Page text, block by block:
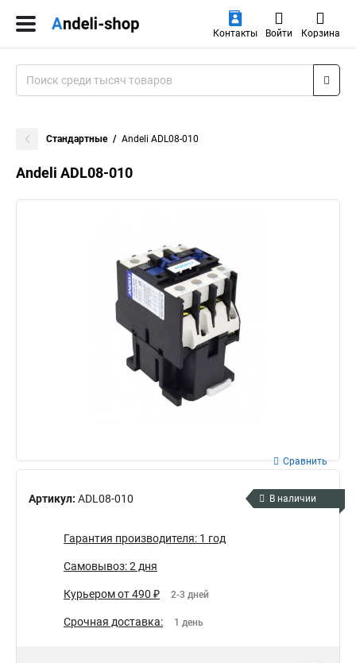
Контакты Войти Корзина
Стандартные Andeli ADL08-010
Andeli ADL08-010
Артикул: ADL08-010
Сравнить
В наличии
Гарантия производителя: 1 год
Самовывоз: 2 дня
Курьером от 490 ₽ 2-3 дней
Срочная доставка: 1 день